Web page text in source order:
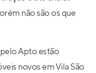
não são os que
Apto estão
novos em Vila São